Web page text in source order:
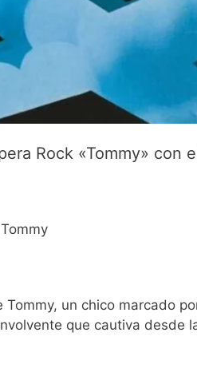
Rock «Tommy» con
un chico marcado
que cautiva